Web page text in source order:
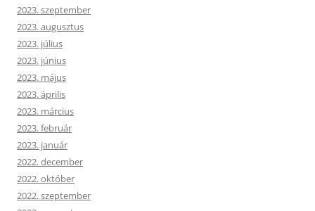
2023. szeptember
2023. augusztus
2023. július
2023. június
2023. május
2023. április
2023. március
2023. február
2023. január
2022. december
2022. október
2022. szeptember